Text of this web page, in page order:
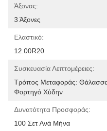
Άξονας:
3 Άξονες
Ελαστικό:
12.00R20
Συσκευασία Λεπτομέρειες:
Τρόπος Μεταφοράς:
Φορτηγό Χύδην
Δυνατότητα Προσφοράς:
100 Σετ Ανά Μήνα